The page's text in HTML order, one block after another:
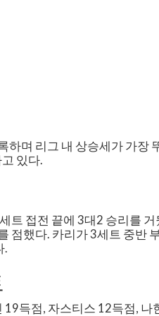
며 리그 내 상승세가 가장
있다.
트 접전 끝에 3대2 승리를
점했다. 카리가 3세트 중반
.
득점, 자스티스 12득점, 나